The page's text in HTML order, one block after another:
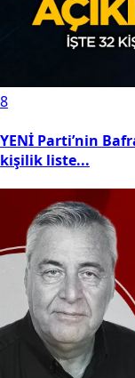
8
YENİ Parti’nin
kişilik liste...